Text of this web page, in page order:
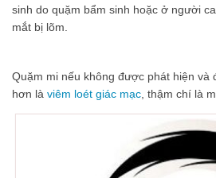
sinh do quặm bẩm sinh hoặc ở người
mắt bị lõm.
Quặm mi nếu không được phát hiện và
hơn là viêm loét giác mạc, thậm chí là